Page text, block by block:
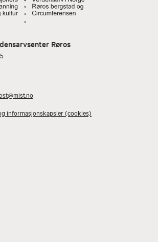
Røros
informasjonskapsler (cookies)